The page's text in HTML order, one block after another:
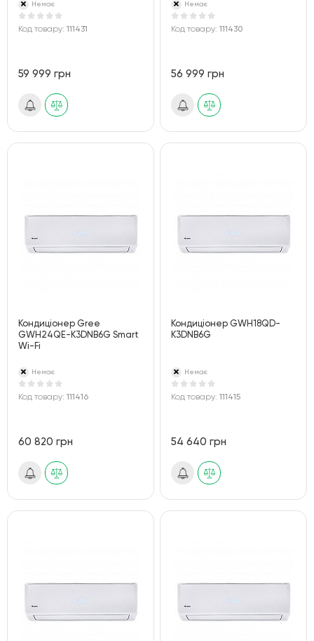
Немає
Код товару: 111431
59 999 грн
Немає
Код товару:111430
56 999 грн
Кондиціонер Gree
GWH24QE-K3DNB6G Smart
Wi-Fi
Немає
Код товару: 111416
60 820 грн
Кондиціонер GWH18QD-
K3DNB6G
Немає
Код товару:111415
54 640 грн